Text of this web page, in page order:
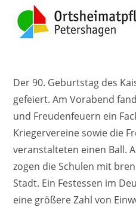
Der 90. Geburtstag des
gefeiert. Am Vorabend
und Freudenfeuern ein
Kriegervereine sowie die
veranstalteten einen Ball.
zogen die Schulen mit
Stadt. Ein Festessen im
eine größere Zahl von